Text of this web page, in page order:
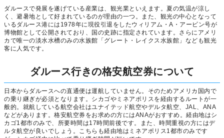
ダルースで発展を遂げている産業は、観光業といえます。夏の気温が涼し
く、避暑地として好まれているのが理由の一つ。また、観光の中心となって
いるダルース港には1978年に現役引退をしたウィリアム・A・アービン号が
博物館として公開されており、国の史跡に指定されています。さらにアメリ
カで唯一の淡水水槽のみの水族館「グレート・レイクス水族館」なども観光
客に人気です。
ダルース行きの格安航空券について
日本からダルースへの直通便は運航していません。そのためアメリカ国内で
の乗り継ぎが必須となります。シカゴやミネアポリスを経由するルートが一
般的。就航している航空会社はユナイテッド航空やデルタ航空、JAL、ANA
などがあります。格安航空券をお求めの方にはANAがおすすめ。経由地はシ
カゴ1都市のみで、所要時間は17時間前後です。また、時間重視の方にはデ
ルタ航空が良いでしょう。こちらも経由地はミネアポリス1都市のみです